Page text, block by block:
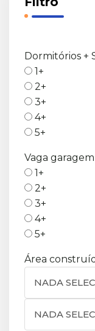
Dormitórios +
1+
2+
3+
4+
5+
Vaga garagem
1+
2+
3+
4+
5+
Área
NADA
NADA